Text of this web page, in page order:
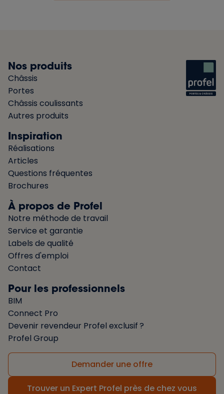
Nos produits
Châssis
Portes
Châssis coulissants
Autres produits
Inspiration
Réalisations
Articles
Questions fréquentes
Brochures
À propos de Profel
Notre méthode de travail
Service et garantie
Labels de qualité
Offres d'emploi
Contact
Pour les professionnels
BIM
Connect Pro
Devenir revendeur Profel exclusif ?
Profel Group
Demander une offre
Trouver un Expert Profel près de chez vous